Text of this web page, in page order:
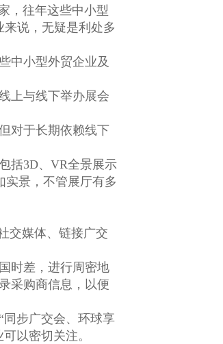
，往年这些中小型
说，无疑是利处多
中小型外贸企业及
上与线下举办展会
对于长期依赖线下
括3D、VR全景展示
实景，不管展厅有多
交媒体、链接广交
时差，进行周密地
采购商信息，以便
步广交会、环球享
以密切关注。